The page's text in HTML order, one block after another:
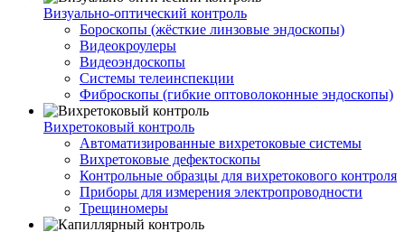
Визуально-оптический контроль
Бороскопы (жёсткие линзовые эндоскопы)
Видеокроулеры
Видеоэндоскопы
Системы телеинспекции
Фиброскопы (гибкие оптоволоконные эндоскопы)
Вихретоковый контроль
Автоматизированные вихретоковые системы
Вихретоковые дефектоскопы
Контрольные образцы для вихретокового контроля
Приборы для измерения электропроводности
Трещиномеры